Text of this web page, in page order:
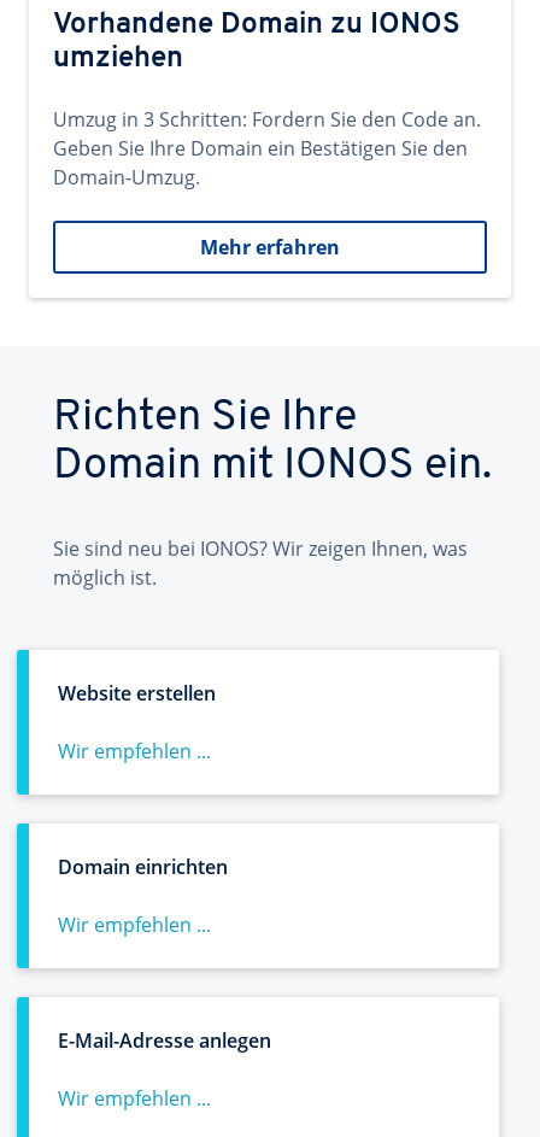
Vorhandene Domain zu IONOS
umziehen
Umzug in 3 Schritten: Fordern Sie den Code an.
Geben Sie Ihre Domain ein Bestätigen Sie den
Domain-Umzug.
Mehr erfahren
Richten Sie Ihre
Domain mit IONOS ein.
Sie sind neu bei IONOS? Wir zeigen Ihnen, was
möglich ist.
Website erstellen
Wir empfehlen ...
Domain einrichten
Wir empfehlen ...
E-Mail-Adresse anlegen
Wir empfehlen ...